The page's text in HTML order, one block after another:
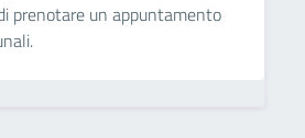
prenotare un appuntamento